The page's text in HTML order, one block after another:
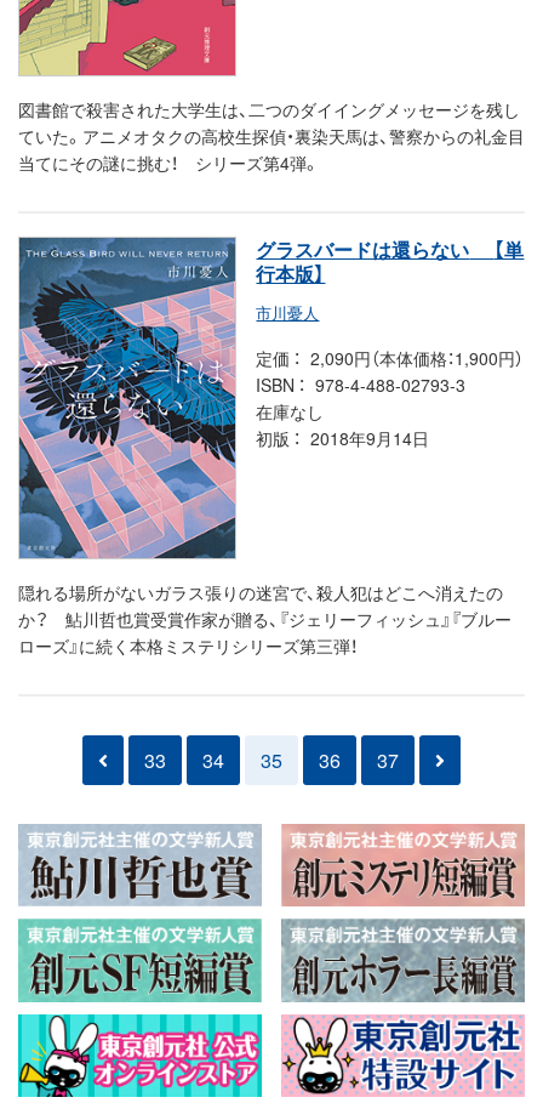
図書館で殺害された大学生は、二つのダイイングメッセージを残し
ていた。アニメオタクの高校生探偵・裏染天馬は、警察からの礼金目
当てにその謎に挑む！ シリーズ第4弾。
グラスバードは還らない
【単
行本版】
市川憂人
定価
2,090円（本体価格：1,900円）
ISBN
978-4-488-02793-3
在庫なし
初版
2018年9月14日
隠れる場所がないガラス張りの迷宮で、殺人犯はどこへ消えたの
か？ 鮎川哲也賞受賞作家が贈る、『ジェリーフィッシュ』『ブルー
ローズ』に続く本格ミステリシリーズ第三弾！
33 34 35 36 37